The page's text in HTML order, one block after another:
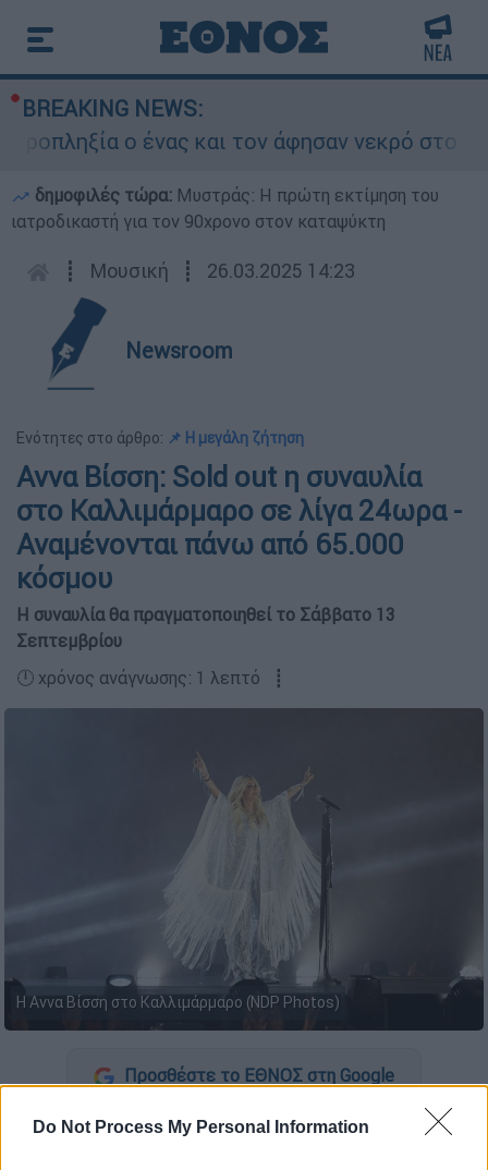
Do Not Process My Personal Information
BREAKING NEWS:
ο ένας και τον άφησαν νεκρό στο
δημοφιλές τώρα: Μυστράς: Η πρώτη εκτίμηση του
ιατροδικαστή για τον 90χρονο στον καταψύκτη
┋ Μουσική ┋ 26.03.2025 14:23
Newsroom
Ενότητες στο άρθρο: 📌 Η μεγάλη ζήτηση
Αννα Βίσση: Sold out η συναυλία
στο Καλλιμάρμαρο σε λίγα 24ωρα -
Αναμένονται πάνω από 65.000
κόσμου
Η συναυλία θα πραγματοποιηθεί το Σάββατο 13
Σεπτεμβρίου
🕛 χρόνος ανάγνωσης: 1 λεπτό ┋
Η Αννα Βίσση στο Καλλιμάρμαρο (NDP Photos)
Προσθέστε το ΕΘΝΟΣ στη Google
Ανάρπαστα μέσα σε μόλις πέντε 24ωρα